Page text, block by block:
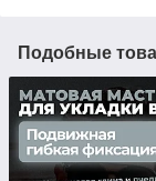
Подобные